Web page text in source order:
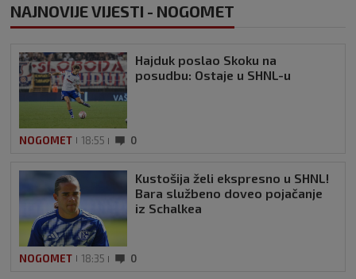
NAJNOVIJE VIJESTI - NOGOMET
Hajduk poslao Skoku na
posudbu: Ostaje u SHNL-u
NOGOMET 18:55 0
Kustošija želi ekspresno u SHNL!
Bara službeno doveo pojačanje
iz Schalkea
NOGOMET 18:35 0